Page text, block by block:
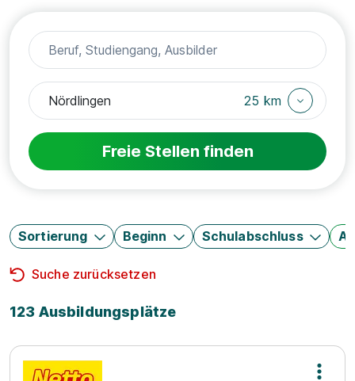
25 km
Freie Stellen finden
Sortierung Beginn Schulabschluss
Suche zurücksetzen
123 Ausbildungsplätze